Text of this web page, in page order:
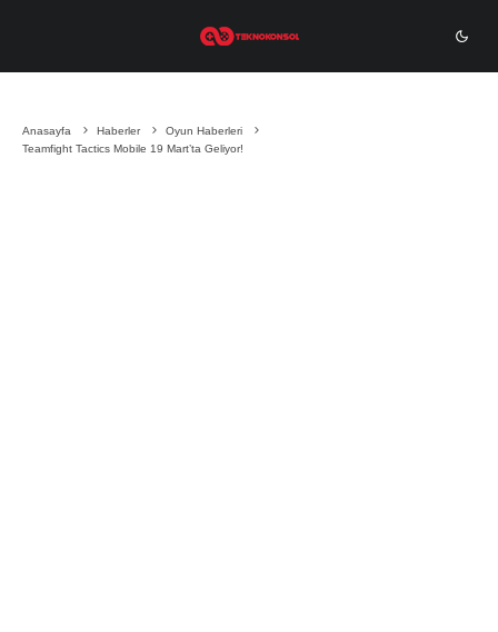
18 Mart 2020 · 1 dakika okuma
Anasayfa Haberler
Oyun Haberleri
Teamfight Tactics Mobile 19 Mart’ta Geliyor!